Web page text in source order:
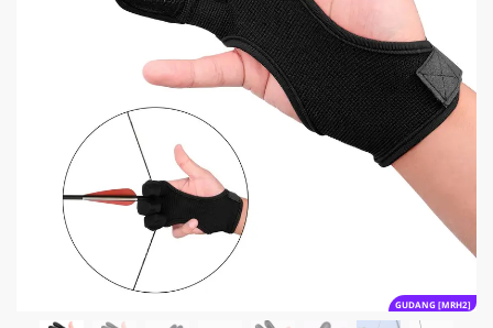
GUDANG [MRH2]